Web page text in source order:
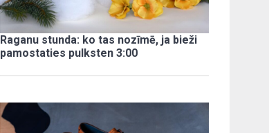
Raganu stunda: ko tas nozīmē, ja bieži
pamostaties pulksten 3:00